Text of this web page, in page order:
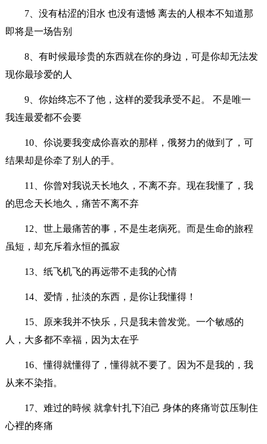
7、没有枯涩的泪水 也没有遗憾 离去的人根本不知道那
即将是一场告别
8、有时候最珍贵的东西就在你的身边，可是你却无法发
现你最珍爱的人
9、你始终忘不了他，这样的爱我承受不起。 不是唯一
我连最爱都不会要
10、伱说要我变成伱喜欢的那样，俄努力的做到了，可
结果却是伱牵了别人的手。
11、你曾对我说天长地久，不离不弃。现在我懂了，我
的思念天长地久，痛苦不离不弃
12、世上最痛苦的事，不是生老病死。而是生命的旅程
虽短，却充斥着永恒的孤寂
13、纸飞机飞的再远带不走我的心情
14、爱情，扯淡的东西，是你让我懂得！
15、原来我并不快乐，只是我未曾发觉。一个敏感的
人，大多都不幸福，因为太在乎
16、懂得就懂得了，懂得就不要了。因为不是我的，我
从来不染指。
17、难过的時候 就拿针扎下洎己 身体的疼痛岢苡压制住
心裡的疼痛